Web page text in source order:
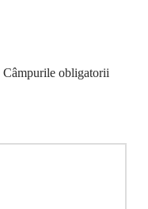
Câmpurile obligatorii